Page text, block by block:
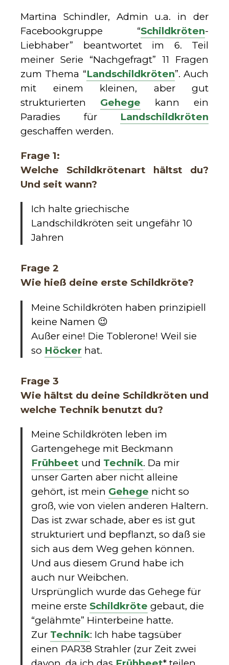
Martina Schindler, Admin u.a. in der
Facebookgruppe “Schildkröten-
Liebhaber” beantwortet im 6. Teil
meiner Serie “Nachgefragt” 11 Fragen
zum Thema “Landschildkröten”. Auch
mit einem kleinen, aber gut
strukturierten Gehege kann ein
Paradies für Landschildkröten
geschaffen werden.
Frage 1:
Welche Schildkrötenart hältst du?
Und seit wann?
Ich halte griechische
Landschildkröten seit ungefähr 10
Jahren
Frage 2
Wie hieß deine erste Schildkröte?
Meine Schildkröten haben prinzipiell
keine Namen 😉
Außer eine! Die Toblerone! Weil sie
so Höcker hat.
Frage 3
Wie hältst du deine Schildkröten und
welche Technik benutzt du?
Meine Schildkröten leben im
Gartengehege mit Beckmann
Frühbeet und Technik. Da mir
unser Garten aber nicht alleine
gehört, ist mein Gehege nicht so
groß, wie von vielen anderen Haltern.
Das ist zwar schade, aber es ist gut
strukturiert und bepflanzt, so daß sie
sich aus dem Weg gehen können.
Und aus diesem Grund habe ich
auch nur Weibchen.
Ursprünglich wurde das Gehege für
meine erste Schildkröte gebaut, die
“gelähmte” Hinterbeine hatte.
Zur Technik: Ich habe tagsüber
einen PAR38 Strahler (zur Zeit zwei